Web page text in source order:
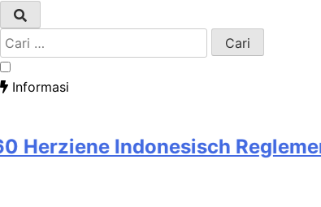
Cari
untuk:
Informasi
Reglement (HIR):